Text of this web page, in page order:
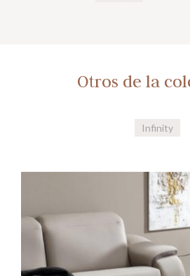
Otros de la
Infinity